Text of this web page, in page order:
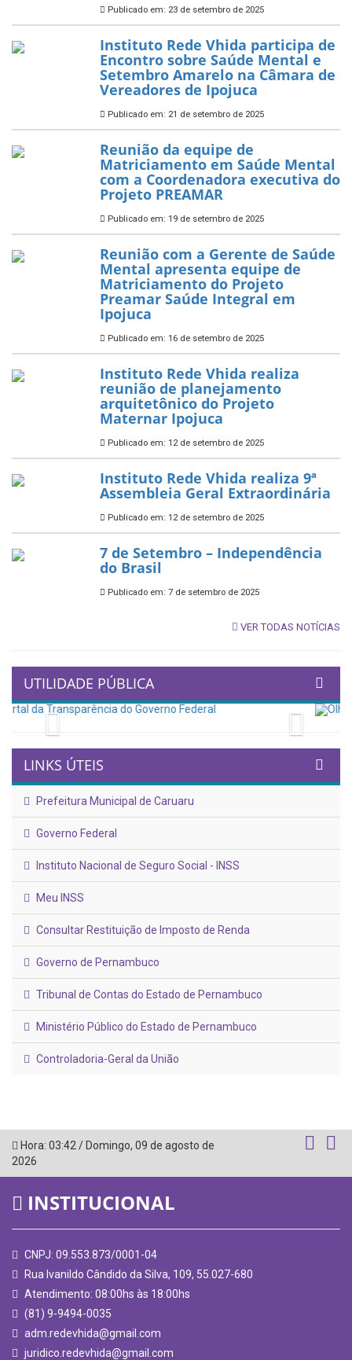
Publicado em: 23 de setembro de 2025
Instituto Rede Vhida participa de
Encontro sobre Saúde Mental e
Setembro Amarelo na Câmara de
Vereadores de Ipojuca
Publicado em: 21 de setembro de 2025
Reunião da equipe de
Matriciamento em Saúde Mental
com a Coordenadora executiva do
Projeto PREAMAR
Publicado em: 19 de setembro de 2025
Reunião com a Gerente de Saúde
Mental apresenta equipe de
Matriciamento do Projeto
Preamar Saúde Integral em
Ipojuca
Publicado em: 16 de setembro de 2025
Instituto Rede Vhida realiza
reunião de planejamento
arquitetônico do Projeto
Maternar Ipojuca
Publicado em: 12 de setembro de 2025
Instituto Rede Vhida realiza 9ª
Assembleia Geral Extraordinária
Publicado em: 12 de setembro de 2025
7 de Setembro – Independência
do Brasil
Publicado em: 7 de setembro de 2025
VER TODAS NOTÍCIAS
UTILIDADE PÚBLICA
Previous
Next
LINKS ÚTEIS
Prefeitura Municipal de Caruaru
Governo Federal
Instituto Nacional de Seguro Social - INSS
Meu INSS
Consultar Restituição de Imposto de Renda
Governo de Pernambuco
Tribunal de Contas do Estado de Pernambuco
Ministério Público do Estado de Pernambuco
Controladoria-Geral da União
Hora: 03:42/ Domingo, 09 de agosto de
2026
INSTITUCIONAL
CNPJ: 09.553.873/0001-04
Rua Ivanildo Cândido da Silva, 109, 55.027-680
Atendimento: 08:00hs às 18:00hs
(81) 9-9494-0035
adm.redevhida@gmail.com
juridico.redevhida@gmail.com